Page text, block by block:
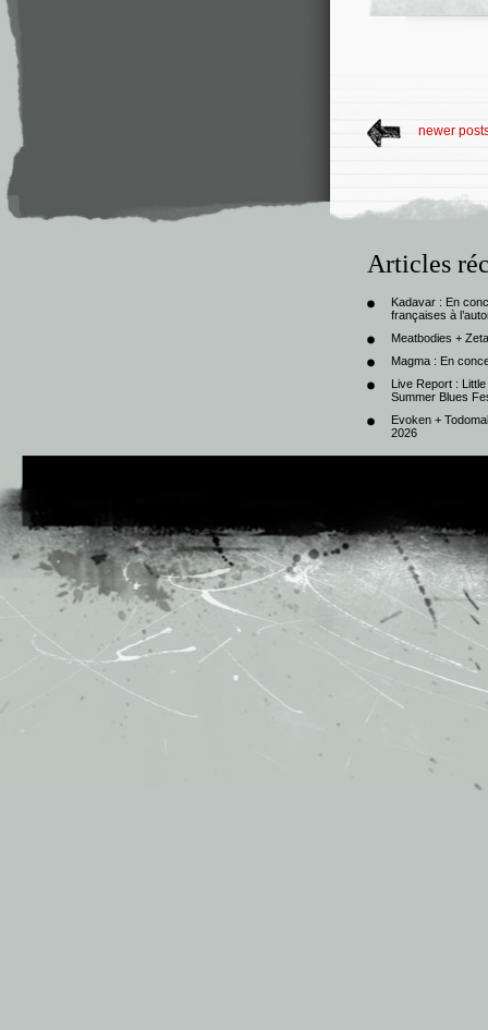
newer
Articles
Kadavar : En
françaises à
Meatbodies +
Magma : En
Live Report :
Summer Blues
Evoken +
2026